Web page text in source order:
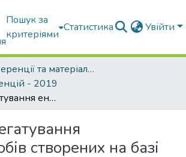
Пошук за
критеріями
Статистика Увійти
Конференції та матеріали конференцій
- 2019
Умови агрегатування енергозасобів створених на базі енергосилової установки самохідного шасі
створених на базі